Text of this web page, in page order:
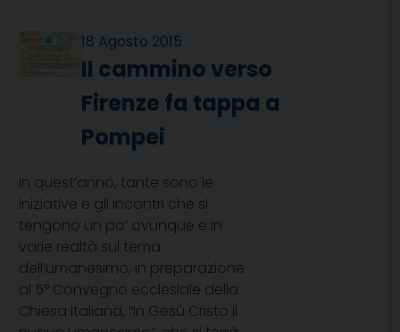
18 Agosto 2015
Il cammino verso
Firenze fa tappa a
Pompei
In quest’anno, tante sono le
iniziative e gli incontri che si
tengono un po’ ovunque e in
varie realtà sul tema
dell’umanesimo, in preparazione
al 5° Convegno ecclesiale della
Chiesa italiana, “In Gesù Cristo il